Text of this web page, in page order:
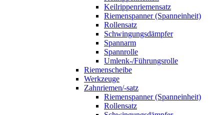
Keilrippenriemensatz
Riemenspanner (Spanneinheit)
Rollensatz
Schwingungsdämpfer
Spannarm
Spannrolle
Umlenk-/Führungsrolle
Riemenscheibe
Werkzeuge
Zahnriemen/-satz
Riemenspanner (Spanneinheit)
Rollensatz